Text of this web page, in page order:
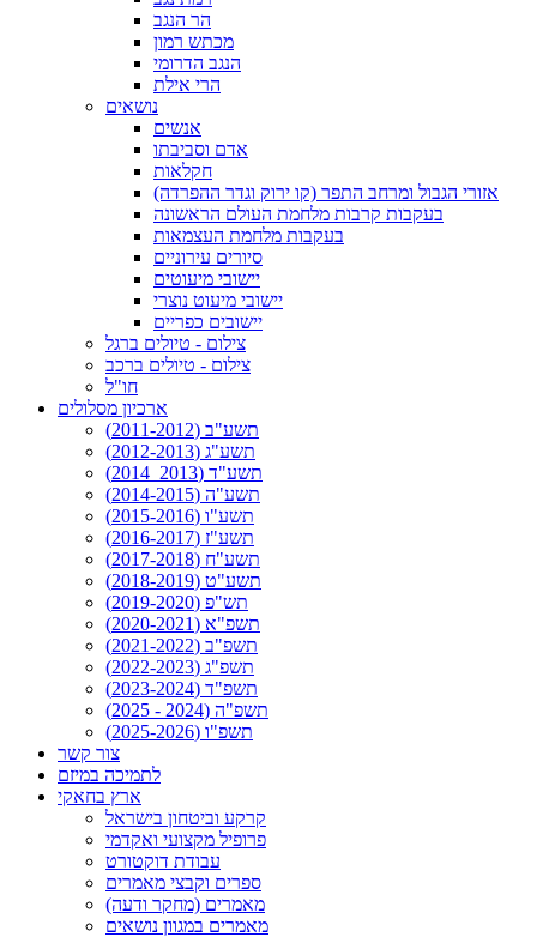
הר הנגב
מכתש רמון
הנגב הדרומי
הרי אילת
נושאים
אנשים
אדם וסביבתו
חקלאות
אזורי הגבול ומרחב התפר (קו ירוק וגדר ההפרדה)
בעקבות קרבות מלחמת העולם הראשונה
בעקבות מלחמת העצמאות
סיורים עירוניים
יישובי מיעוטים
יישובי מיעוט נוצרי
יישובים כפריים
צילום - טיולים ברגל
צילום - טיולים ברכב
חו"ל
ארכיון מסלולים
תשע"ב (2011-2012)
תשע"ג (2012-2013)
תשע"ד (2013_2014)
תשע"ה (2014-2015)
תשע"ו (2015-2016)
תשע"ז (2016-2017)
תשע"ח (2017-2018)
תשע"ט (2018-2019)
תש"פ (2019-2020)
תשפ"א (2020-2021)
תשפ"ב (2021-2022)
תשפ"ג (2022-2023)
תשפ"ד (2023-2024)
תשפ"ה (2024 - 2025)
תשפ"ו (2025-2026)
צור קשר
לתמיכה במיזם
ארץ בחאקי
קרקע וביטחון בישראל
פרופיל מקצועי ואקדמי
עבודת דוקטורט
ספרים וקבצי מאמרים
מאמרים (מחקר ודעה)
מאמרים במגוון נושאים